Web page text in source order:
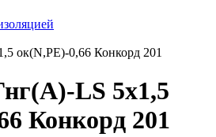
ок(N,PE)-0,66 Конкорд 201
LS 5х1,5
Конкорд 201